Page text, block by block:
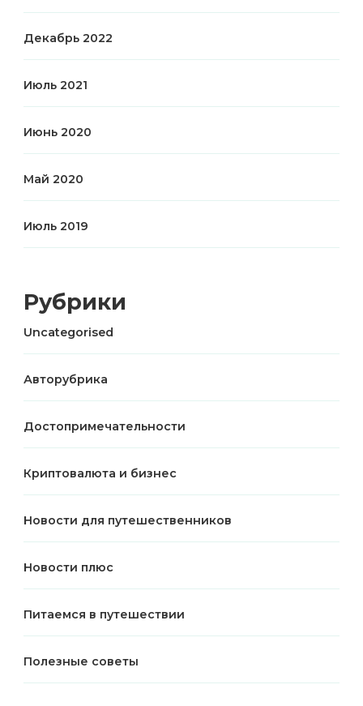
Декабрь 2022
Июль 2021
Июнь 2020
Май 2020
Июль 2019
Рубрики
Uncategorised
Авторубрика
Достопримечательности
Криптовалюта и бизнес
Новости для путешественников
Новости плюс
Питаемся в путешествии
Полезные советы